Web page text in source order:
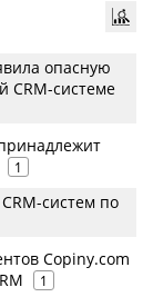
опасную
CRM-системе
1
систем по
Copiny.com
1